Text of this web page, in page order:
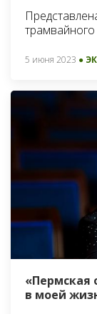
5 июня 2023 ●
«Пермская
в моей